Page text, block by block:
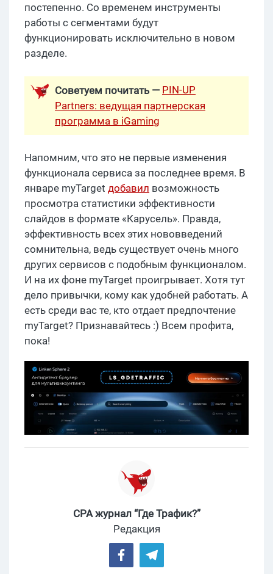
постепенно. Со временем инструменты
работы с сегментами будут
функционировать исключительно в новом
разделе.
Советуем почитать — PIN-UP
Partners: ведущая партнерская
программа в iGaming
Напомним, что это не первые изменения
функционала сервиса за последнее время. В
январе myTarget добавил возможность
просмотра статистики эффективности
слайдов в формате «Карусель». Правда,
эффективность всех этих нововведений
сомнительна, ведь существует очень много
других сервисов с подобным функционалом.
И на их фоне myTarget проигрывает. Хотя тут
дело привычки, кому как удобней работать. А
есть среди вас те, кто отдает предпочтение
myTarget? Признавайтесь :) Всем профита,
пока!
CPA журнал “Где Трафик?”
Редакция